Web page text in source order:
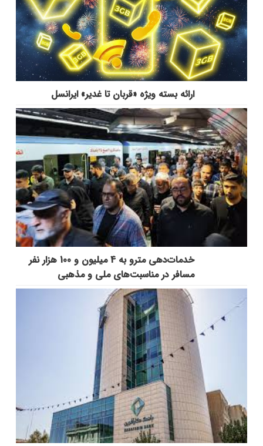
ارائه بسته ویژه «قربان تا غدیر» ایرانسل
خدمات‌دهي مترو به 4 ميليون و 100 هزار نفر
مسافر در مناسبت‌هاي ملي و مذهبي